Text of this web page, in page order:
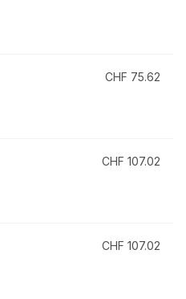
CHF 75.62
CHF 107.02
CHF 107.02